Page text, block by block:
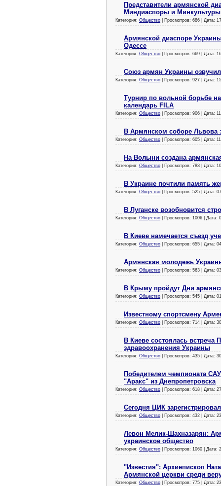
Представители армянской
Миндиаспоры и Минкультуры
Категория: Общество | Просмотров: 686 | Дата:
Армянской диаспоре
Одессе
Категория: Общество | Просмотров: 669 | Дата:
Союз армян Украины
Категория: Общество | Просмотров: 927 | Дата:
Турнир по вольной борьбе
календарь FILA
Категория: Общество | Просмотров: 906 | Дата:
В Армянском соборе Львова
Категория: Общество | Просмотров: 605 | Дата:
На Волыни создана
Категория: Общество | Просмотров: 783 | Дата:
В Украине почтили память
Категория: Общество | Просмотров: 525 | Дата:
В Луганске возобновится
Категория: Общество | Просмотров: 1006 | Дата:
В Киеве намечается съезд
Категория: Общество | Просмотров: 655 | Дата:
Армянская молодежь
Категория: Общество | Просмотров: 563 | Дата:
В Крыму пройдут Дни
Категория: Общество | Просмотров: 545 | Дата:
Известному спортсмену
Категория: Общество | Просмотров: 714 | Дата:
В Киеве состоялась
здравоохранения Украины
Категория: Общество | Просмотров: 435 | Дата:
Победителем чемпионата
"Аракс" из Днепропетровска
Категория: Общество | Просмотров: 618 | Дата:
Сегодня ЦИК
Категория: Общество | Просмотров: 432 | Дата:
Левон Мелик-Шахназарян:
украинское общество
Категория: Общество | Просмотров: 1060 | Дата:
"Известия": Архиепископ
Армянской церкви среди
Категория: Общество | Просмотров: 775 | Дата: